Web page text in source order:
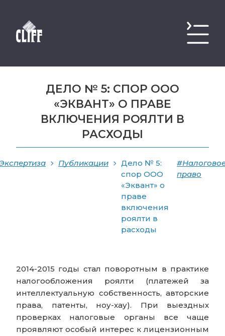
ДЕЛО № 5: СПОР ООО
«ЭКВАНТ» О ПРАВЕ
ВКЛЮЧЕНИЯ РОЯЛТИ В
РАСХОДЫ
Публикации
Дело № 5:
спор ООО
«Эквант» о
праве
включения
роялти в
расходы
право
2014-2015 годы стал поворотным в практике
налогообложения роялти (платежей за
интеллектуальную собственность, авторские
права, патенты, ноу-хау). При выездных
проверках налоговые органы все чаще
проявляют особый интерес к лицензионным